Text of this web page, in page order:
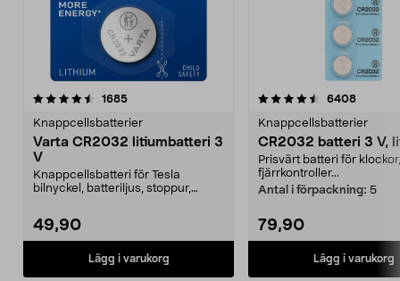
1685recensioner
Knappcellsbatterier
Varta CR2032 litiumbatteri 3
V
Knappcellsbatteri för Tesla
bilnyckel, batteriljus, stoppur,
49,90
Lägg i varukorg
4.5av 5 stjärnor 6408
Knappcellsbatterier
CR2032 batteri 3 V,
Prisvärt batteri för klockor,
fjärrkontroller...
Antal i förpackning: 5
79,90
Lägg i varukorg